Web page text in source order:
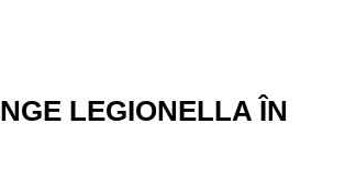
LEGIONELLA ÎN